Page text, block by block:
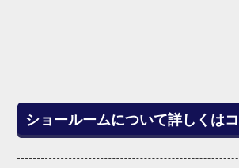
ショールームについて詳しくは